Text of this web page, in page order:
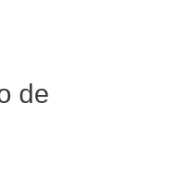
de